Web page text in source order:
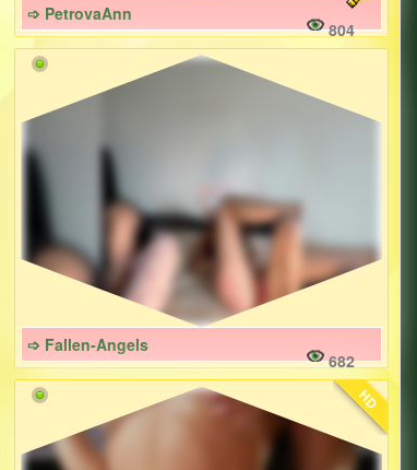
➩ PetrovaAnn
804
➩ Fallen-Angels
682
HD